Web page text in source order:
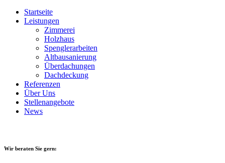
Startseite
Leistungen
Zimmerei
Holzhaus
Spenglerarbeiten
Altbausanierung
Überdachungen
Dachdeckung
Referenzen
Über Uns
Stellenangebote
News
Wir beraten Sie gern: